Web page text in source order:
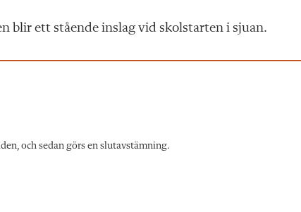
blir ett stående inslag vid skolstarten i sjuan.
och sedan görs en slutavstämning.